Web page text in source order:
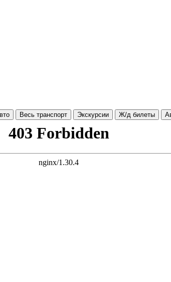
Весь транспорт Экскурсии Ж/д билеты